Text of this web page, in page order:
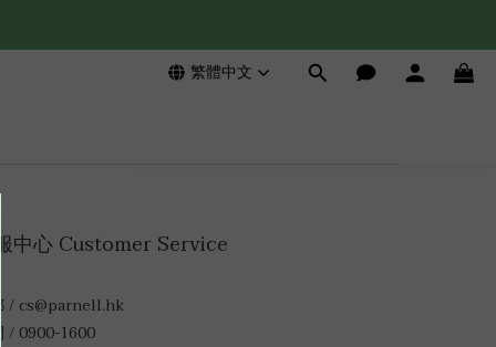
繁體中文
中心 Customer Service
/ cs@parnell.hk
/ 0900-1600